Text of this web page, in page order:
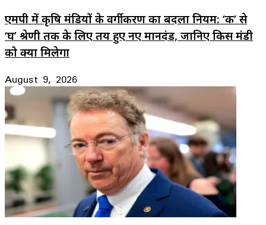
एमपी में कृषि मंडियों के वर्गीकरण का बदला नियम: ‘क’ से
‘घ’ श्रेणी तक के लिए तय हुए नए मानदंड, जानिए किस मंडी
को क्या मिलेगा
August 9, 2026